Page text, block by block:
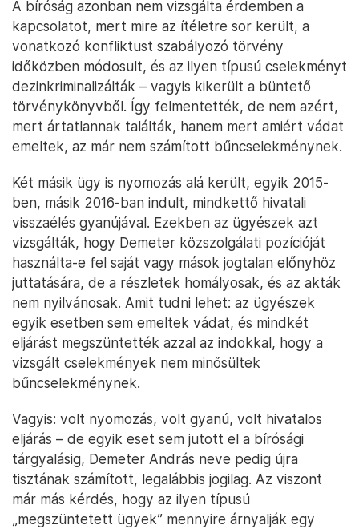
A bíróság azonban nem vizsgálta érdemben a
kapcsolatot, mert mire az ítéletre sor került, a
vonatkozó konfliktust szabályozó törvény
időközben módosult, és az ilyen típusú cselekményt
dezinkriminalizálták – vagyis kikerült a büntető
törvénykönyvből. Így felmentették, de nem azért,
mert ártatlannak találták, hanem mert amiért vádat
emeltek, az már nem számított bűncselekménynek.
Két másik ügy is nyomozás alá került, egyik 2015-
ben, másik 2016-ban indult, mindkettő hivatali
visszaélés gyanújával. Ezekben az ügyészek azt
vizsgálták, hogy Demeter közszolgálati pozícióját
használta-e fel saját vagy mások jogtalan előnyhöz
juttatására, de a részletek homályosak, és az akták
nem nyilvánosak. Amit tudni lehet: az ügyészek
egyik esetben sem emeltek vádat, és mindkét
eljárást megszüntették azzal az indokkal, hogy a
vizsgált cselekmények nem minősültek
bűncselekménynek.
Vagyis: volt nyomozás, volt gyanú, volt hivatalos
eljárás – de egyik eset sem jutott el a bírósági
tárgyalásig, Demeter András neve pedig újra
tisztának számított, legalábbis jogilag. Az viszont
már más kérdés, hogy az ilyen típusú
„megszüntetett ügyek” mennyire árnyalják egy